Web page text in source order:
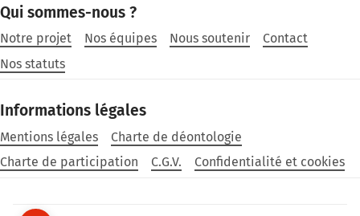
Qui sommes-nous ?
Notre projet Nos équipes Nous soutenir
Contact
Nos statuts
Informations légales
Mentions légales
Charte de déontologie
Charte de participation
C.G.V. Confidentialité et cookies